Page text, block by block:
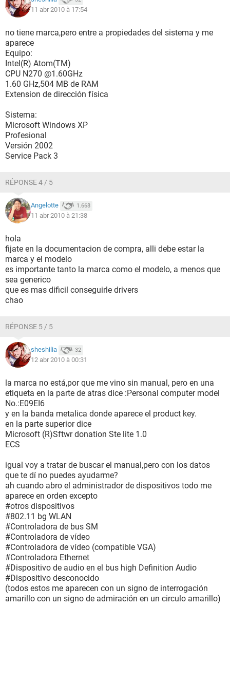
Funciones disponibles Flash BIOS, Shadow BIOS, Selectable
Standards soportados DMI, APM, ACPI, ESCD, PnP
Posibilidades de expansión ISA, PCI, USB
[ Sistema ]
Propiedades del Sistema:
Fabricante ELITEGROUP
Versión Gen 1.5L
Número de serie BLANK
Identificador único universal 00020003-00040005-
00060007-00080009
Tipo de arranque Botón marcha/parada
Propiedades de la Placa Base:
Producto Intel powered classmate PC
Versión Gen 1.5L
Número de serie 00000000
11 abr 2010 à 17:54
no tiene marca,pero entre a propiedades del sistema y me
aparece
Equipo:
Intel(R) Atom(TM)
CPU N270 @1.60GHz
1.60 GHz,504 MB de RAM
Extension de dirección física
Sistema:
Microsoft Windows XP
Profesional
Versión 2002
Service Pack 3
RÉPONSE 4 / 5
Angelotte 1.668
11 abr 2010 à 21:38
hola
fijate en la documentacion de compra, alli debe estar la
marca y el modelo
es importante tanto la marca como el modelo, a menos que
sea generico
que es mas dificil conseguirle drivers
chao
RÉPONSE 5 / 5
sheshilia 32
12 abr 2010 à 00:31
la marca no está,por que me vino sin manual, pero en una
etiqueta en la parte de atras dice :Personal computer model
No.:E09EI6
y en la banda metalica donde aparece el product key.
en la parte superior dice
Microsoft (R)Sftwr donation Ste lite 1.0
ECS
igual voy a tratar de buscar el manual,pero con los datos
que te dí no puedes ayudarme?
ah cuando abro el administrador de dispositivos todo me
aparece en orden excepto
#otros dispositivos
#802.11 bg WLAN
#Controladora de bus SM
#Controladora de vídeo
#Controladora de vídeo (compatible VGA)
#Controladora Ethernet
#Dispositivo de audio en el bus high Definition Audio
#Dispositivo desconocido
(todos estos me aparecen con un signo de interrogación
amarillo con un signo de admiración en un circulo amarillo)